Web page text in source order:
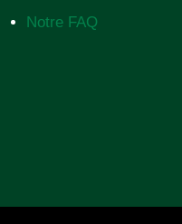
Notre FAQ